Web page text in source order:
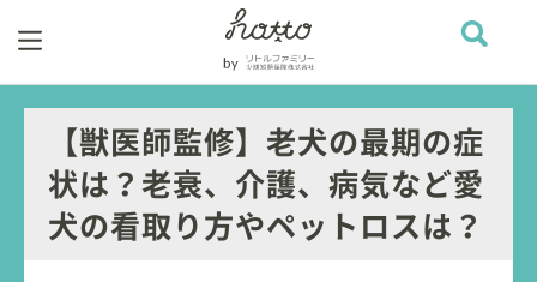
【獣医師監修】老犬の最期の症
状は？老衰、介護、病気など愛
犬の看取り方やペットロスは？